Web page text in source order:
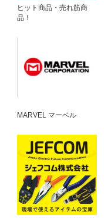
ヒット商品・売れ筋商
品！
MARVEL マーベル